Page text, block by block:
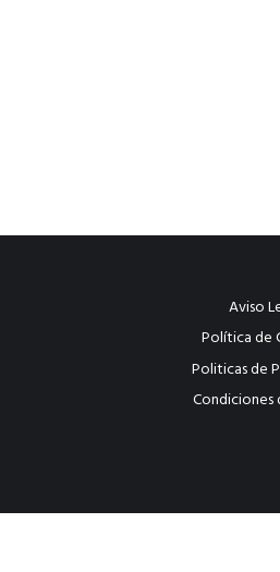
Aviso
Política de
Politicas de
Condiciones